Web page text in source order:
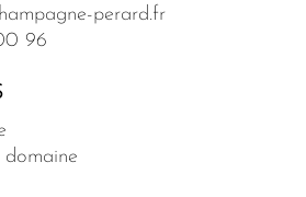
perard.fr
96